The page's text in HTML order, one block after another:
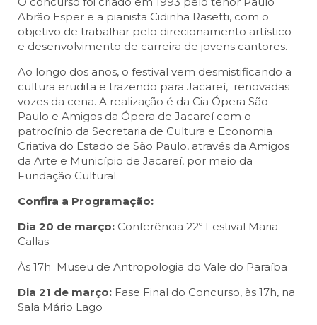
Abrão Esper e a pianista Cidinha Rasetti, com o
objetivo de trabalhar pelo direcionamento artístico
e desenvolvimento de carreira de jovens cantores.
Ao longo dos anos, o festival vem desmistificando a
cultura erudita e trazendo para Jacareí, renovadas
vozes da cena. A realização é da Cia Ópera São
Paulo e Amigos da Ópera de Jacareí com o
patrocínio da Secretaria de Cultura e Economia
Criativa do Estado de São Paulo, através da Amigos
da Arte e Município de Jacareí, por meio da
Fundação Cultural.
Confira a Programação:
Dia 20 de março: Conferência 22º Festival Maria
Callas
Às 17h Museu de Antropologia do Vale do Paraíba
Dia 21 de março: Fase Final do Concurso, às 17h, na
Sala Mário Lago